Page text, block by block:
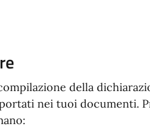
della
nei tuoi documenti.